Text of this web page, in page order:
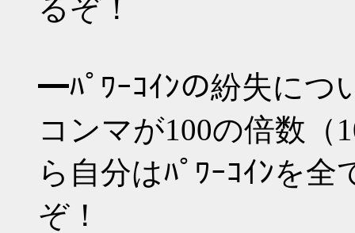
るぞ！
━ﾊﾟﾜｰｺｲﾝの紛失につ
コンマが100の倍数（
ら自分はﾊﾟﾜｰｺｲﾝを
ぞ！